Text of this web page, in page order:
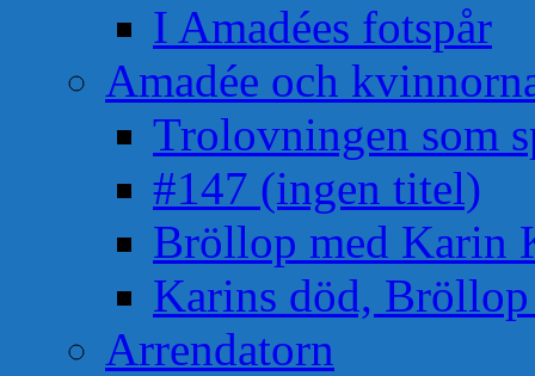
I Amadées fotspår
Amadée och
Trolovningen som
#147 (ingen titel)
Bröllop med Karin
Karins död,
Arrendatorn